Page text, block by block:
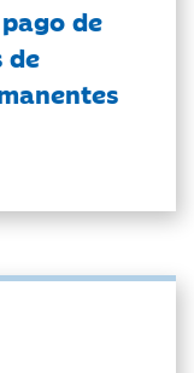
de
de